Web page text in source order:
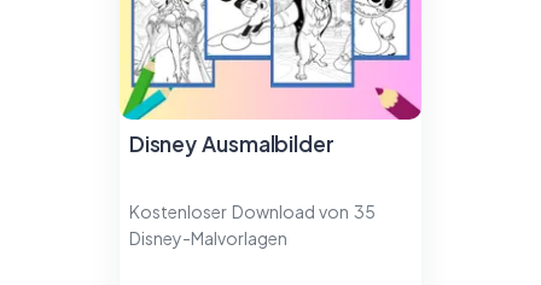
Disney Ausmalbilder
Kostenloser Download von 35
Disney-Malvorlagen